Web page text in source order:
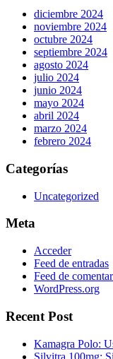
diciembre 2024
noviembre 2024
octubre 2024
septiembre 2024
agosto 2024
julio 2024
junio 2024
mayo 2024
abril 2024
marzo 2024
febrero 2024
Categorías
Uncategorized
Meta
Acceder
Feed de entradas
Feed de
WordPress.org
Recent Post
Kamagra Polo:
Silvitra 100mg: